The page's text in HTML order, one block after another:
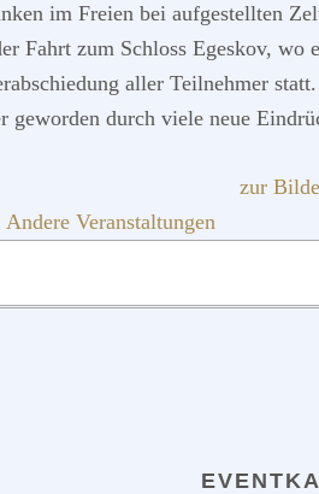
im Freien bei aufgestellten
Fahrt zum Schloss Egeskov,
aller Teilnehmer
geworden durch viele neue
zur
Andere Veranstaltungen